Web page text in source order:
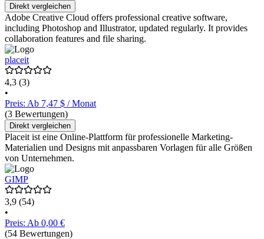
Direkt vergleichen
Adobe Creative Cloud offers professional creative software,
including Photoshop and Illustrator, updated regularly. It provides
collaboration features and file sharing.
placeit
4,3 (3)
•
Preis: Ab 7,47 $ / Monat
(3 Bewertungen)
Direkt vergleichen
Placeit ist eine Online-Plattform für professionelle Marketing-
Materialien und Designs mit anpassbaren Vorlagen für alle Größen
von Unternehmen.
GIMP
3,9 (54)
•
Preis: Ab 0,00 €
(54 Bewertungen)